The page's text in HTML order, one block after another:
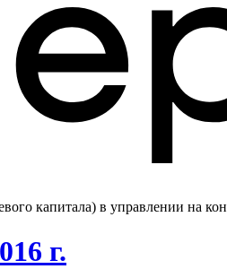
капитала) в управлении на
г.